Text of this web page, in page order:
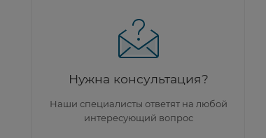
Нужна консультация?
Наши специалисты ответят на любой
интересующий вопрос